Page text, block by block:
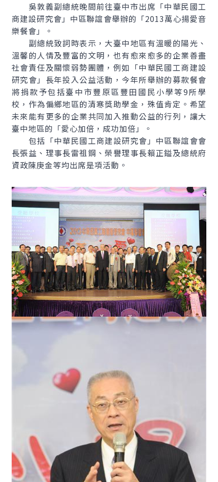
吳敦義副總統晚間前往臺中市出席「中華民國工
商建設研究會」中區聯誼會舉辦的「2013萬心揚愛音
樂餐會」。
副總統致詞時表示，大臺中地區有溫暖的陽光、
溫馨的人情及豐富的文明，也有愈來愈多的企業善盡
社會責任及關懷弱勢團體，例如「中華民國工商建設
研究會」長年投入公益活動，今年所舉辦的募款餐會
將捐款予包括臺中市豐原區豐田國民小學等9所學
校，作為偏鄉地區的清寒獎助學金，殊值肯定。希望
未來能有更多的企業共同加入推動公益的行列，讓大
臺中地區的「愛心加倍，成功加倍」。
包括「中華民國工商建設研究會」中區聯誼會會
長張益、理事長雷祖鋼、榮譽理事長賴正鎰及總統府
資政陳庚金等均出席是項活動。